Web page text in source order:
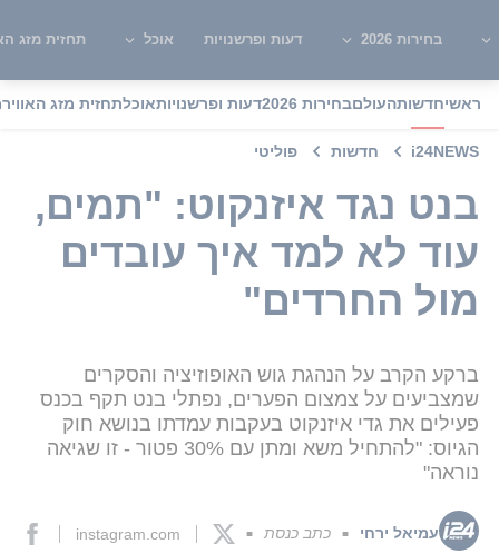
בחירות 2026 דעות ופרשנויות אוכל תחזית מזג
ראשיחדשותהעולםבחירות 2026 דעות ופרשנויותאוכלתחזית מזג האוויר
i24NEWS חדשות פוליטי
בנט נגד איזנקוט: "תמים,
עוד לא למד איך עובדים
מול החרדים"
ברקע הקרב על הנהגת גוש האופוזיציה והסקרים
שמצביעים על צמצום הפערים, נפתלי בנט תקף בכנס
פעילים את גדי איזנקוט בעקבות עמדתו בנושא חוק
הגיוס: "להתחיל משא ומתן עם 30% פטור - זו שגיאה
נוראה"
עמיאל ירחי ■ כתב כנסת ■
instagram.com